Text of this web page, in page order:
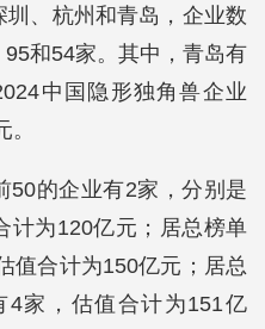
、杭州和青岛，企业数
和54家。其中，青岛有
中国隐形独角兽企业
50的企业有2家，分别是
计为120亿元；居总榜单
值合计为150亿元；居总
4家，估值合计为151亿